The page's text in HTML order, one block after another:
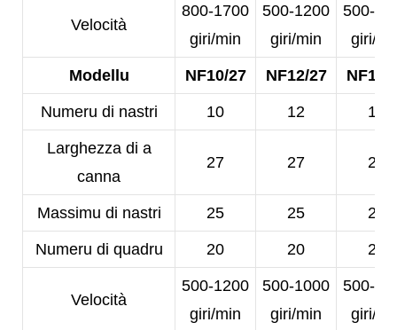
Velocità
800-1700
giri/min
500-1200
giri/min
500-
giri/
Modellu NF10/27 NF12/27 NF14/
Numeru di nastri 10 12 14
Larghezza di a
canna
27 27 25
Massimu di nastri 25 25 23
Numeru di quadru 20 20 20
Velocità
500-1200
giri/min
500-1000
giri/min
500-
giri/